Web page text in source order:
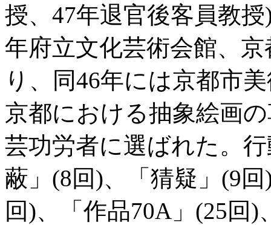
授、47年退官後客員教
年府立文化芸術会館、
り、同46年には京都市
京都における抽象絵画
芸功労者に選ばれた。
蔽」(8回)、「猜疑」(9
回)、「作品70A」(25回)